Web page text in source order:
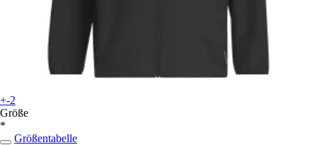
+-2
Größe
*
Größentabelle